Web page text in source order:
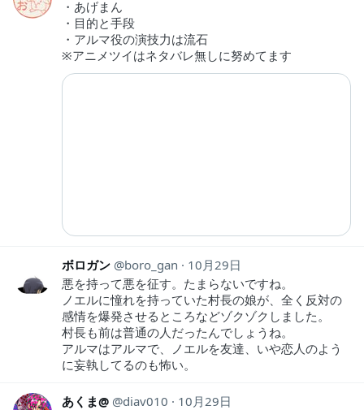
・あげまん
・目的と手段
・アルマ役の演技力は流石
※アニメツイはネタバレ無しに努めてます
ボロガン boro_gan
10月29日
悪を持って悪を征す。たまらないですね。
ノエルに憧れを持っていた村長の娘が、全く反対の
感情を爆発させるところなどゾクゾクしました。
村長も前は普通の人だったんでしょうね。
アルマはアルマで、ノエルを友達、いや恋人のよう
に妄執してるのも怖い。
あくま@ diav010
10月29日